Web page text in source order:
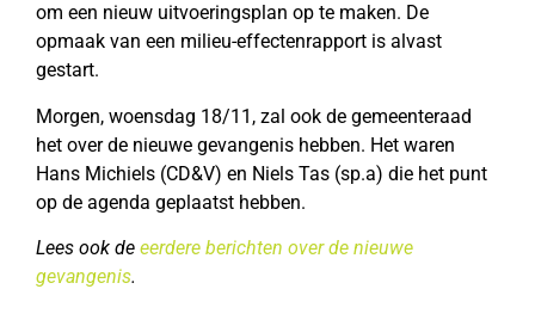
om een nieuw uitvoeringsplan op te maken. De
opmaak van een milieu-effectenrapport is alvast
gestart.
Morgen, woensdag 18/11, zal ook de gemeenteraad
het over de nieuwe gevangenis hebben. Het waren
Hans Michiels (CD&V) en Niels Tas (sp.a) die het punt
op de agenda geplaatst hebben.
Lees ook de eerdere berichten over de nieuwe
gevangenis.